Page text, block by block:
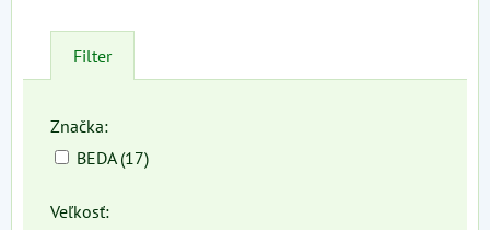
Filter
Značka:
BEDA (17)
Veľkosť: